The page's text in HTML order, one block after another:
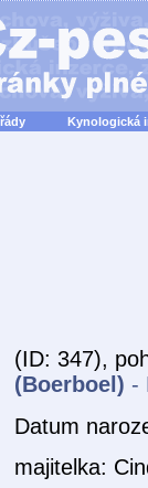
Kynologická
(ID: 347),
(Boerboel) -
Datum
majitelka: